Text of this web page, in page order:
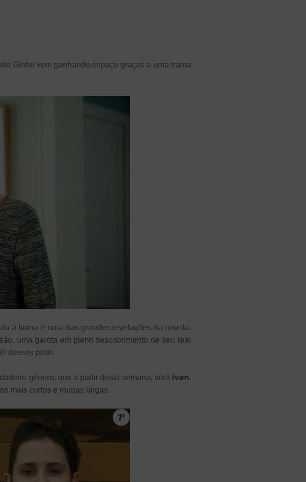
Globo vem ganhando espaço graças a uma trama
a Ivana é uma das grandes revelações da novela.
uma garota em pleno descobrimento de seu real
desses pede.
gênero, que a partir desta semana, será Ivan.
mais curtos e roupas largas.